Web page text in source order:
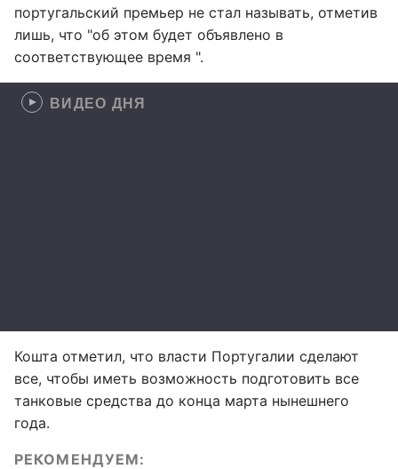
португальский премьер не стал называть, отметив
лишь, что "об этом будет объявлено в
соответствующее время ".
ВИДЕО ДНЯ
Кошта отметил, что власти Португалии сделают
все, чтобы иметь возможность подготовить все
танковые средства до конца марта нынешнего
года.
РЕКОМЕНДУЕМ: